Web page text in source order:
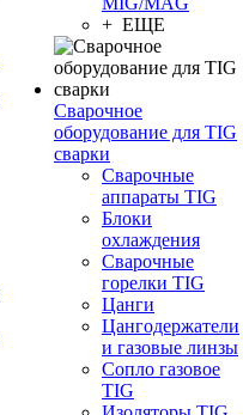
+ ЕЩЕ
Сварочное
оборудование для TIG
сварки
Сварочные
аппараты TIG
Блоки
охлаждения
Сварочные
горелки TIG
Цанги
Цангодержатели
и газовые линзы
Сопло газовое
TIG